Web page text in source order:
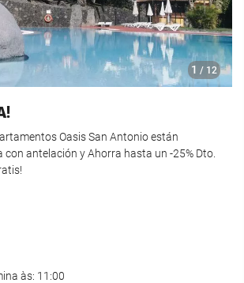
1 / 12
Oasis San Antonio están
con antelación y Ahorra hasta un -25% Dto.
às: 11:00